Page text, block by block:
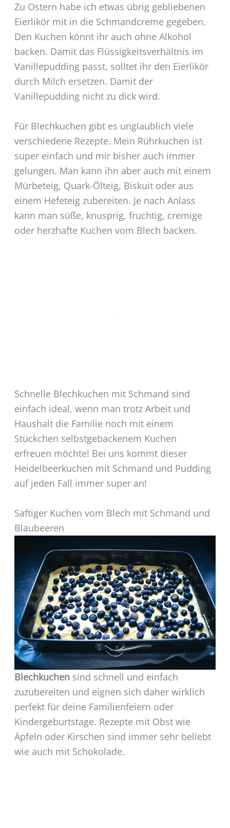
Zu Ostern habe ich etwas übrig gebliebenen
Eierlikör mit in die Schmandcreme gegeben.
Den Kuchen könnt ihr auch ohne Alkohol
backen. Damit das Flüssigkeitsverhältnis im
Vanillepudding passt, solltet ihr den Eierlikör
durch Milch ersetzen. Damit der
Vanillepudding nicht zu dick wird.
Für Blechkuchen gibt es unglaublich viele
verschiedene Rezepte. Mein Rührkuchen ist
super einfach und mir bisher auch immer
gelungen. Man kann ihn aber auch mit einem
Mürbeteig, Quark-Ölteig, Biskuit oder aus
einem Hefeteig zubereiten. Je nach Anlass
kann man süße, knusprig, fruchtig, cremige
oder herzhafte Kuchen vom Blech backen.
Schnelle Blechkuchen mit Schmand sind
einfach ideal, wenn man trotz Arbeit und
Haushalt die Familie noch mit einem
Stückchen selbstgebackenem Kuchen
erfreuen möchte! Bei uns kommt dieser
Heidelbeerkuchen mit Schmand und Pudding
auf jeden Fall immer super an!
Saftiger Kuchen vom Blech mit Schmand und
Blaubeeren
Blechkuchensind schnell und einfach
zuzubereiten und eignen sich daher wirklich
perfekt für deine Familienfeiern oder
Kindergeburtstage. Rezepte mit Obst wie
Äpfeln oder Kirschen sind immer sehr beliebt
wie auch mit Schokolade.